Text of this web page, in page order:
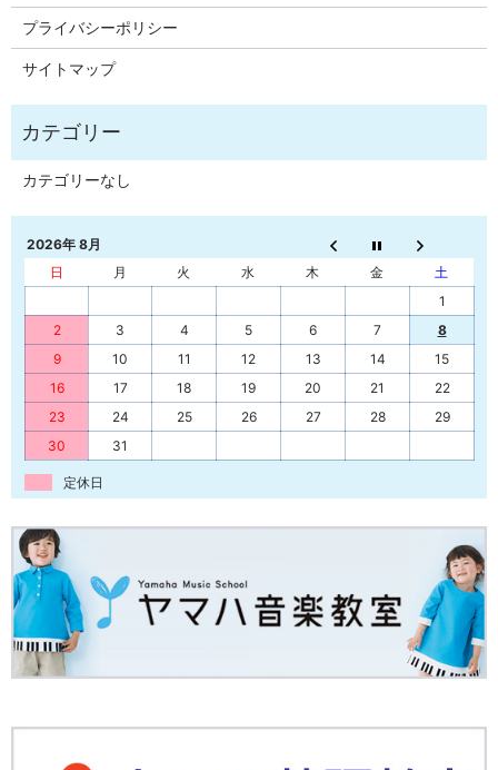
プライバシーポリシー
サイトマップ
カテゴリーなし
2026年 8月
日
月 火 水 木 金
土
1
2
3 4 5 6 7
8
9
10 11 12 13 14
15
16
17 18 19 20 21
22
23
24 25 26 27 28
29
30
31
定休日